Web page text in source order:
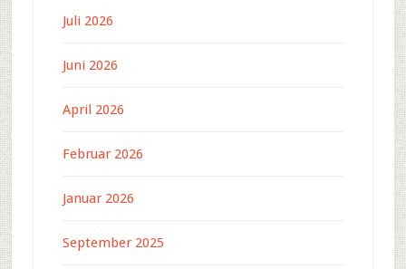
Juli 2026
Juni 2026
April 2026
Februar 2026
Januar 2026
September 2025